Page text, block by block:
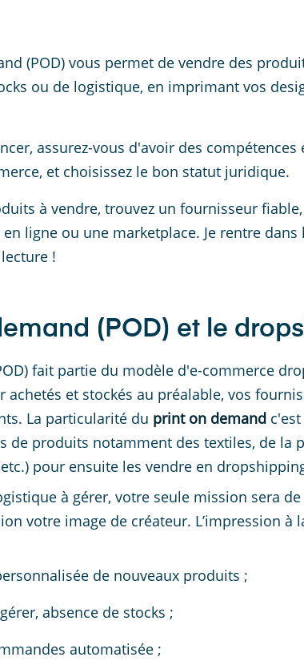
(POD) vous permet de vendre des
ou de logistique, en imprimant vos
assurez-vous d'avoir des
et choisissez le bon statut juridique.
à vendre, trouvez un fournisseur
ligne ou une marketplace. Je rentre
!
(POD) et le
fait partie du modèle d'e-commerce
achetés et stockés au préalable, vos
La particularité du print on demand
de produits notamment des textiles, de la
pour ensuite les vendre en
à gérer, votre seule mission sera
votre image de créateur. L’impression à
de nouveaux produits ;
absence de stocks ;
automatisée ;